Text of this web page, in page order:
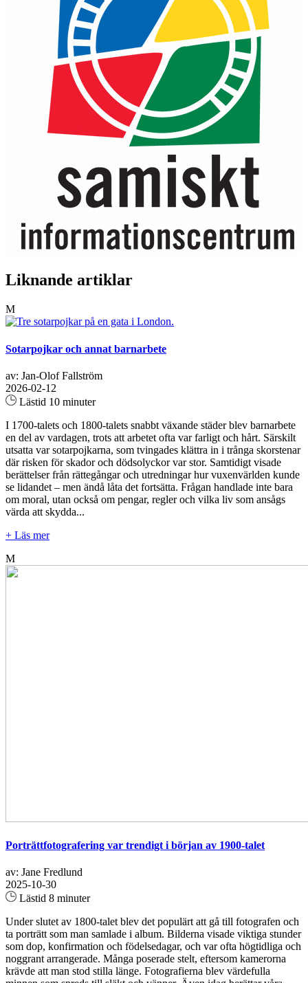
Liknande artiklar
M
Sotarpojkar och annat barnarbete
av: Jan-Olof Fallström
2026-02-12
Lästid 10 minuter
I 1700-talets och 1800-talets snabbt växande städer blev barnarbete
en del av vardagen, trots att arbetet ofta var farligt och hårt. Särskilt
utsatta var sotarpojkarna, som tvingades klättra in i trånga skorstenar
där risken för skador och dödsolyckor var stor. Samtidigt visade
berättelser från rättegångar och utredningar hur vuxenvärlden kunde
se lidandet – men ändå låta det fortsätta. Frågan handlade inte bara
om moral, utan också om pengar, regler och vilka liv som ansågs
värda att skydda...
+ Läs mer
M
Porträttfotografering var trendigt i början av 1900-talet
av: Jane Fredlund
2025-10-30
Lästid 8 minuter
Under slutet av 1800-talet blev det populärt att gå till fotografen och
ta porträtt som man samlade i album. Bilderna visade viktiga stunder
som dop, konfirmation och födelsedagar, och var ofta högtidliga och
noggrant arrangerade. Många poserade stelt, eftersom kamerorna
krävde att man stod stilla länge. Fotografierna blev värdefulla